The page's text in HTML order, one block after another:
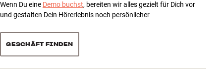
Store Finden
Kundendienst
Kundendienst
Wenn Du eine Demo buchst, bereiten wir alles gezielt für Dich vor
und gestalten Dein Hörerlebnis noch persönlicher
GESCHÄFT FINDEN